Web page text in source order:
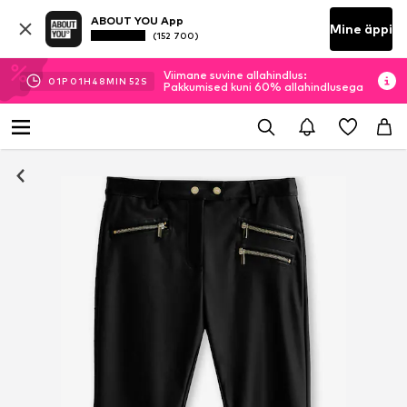
ABOUT YOU App
(152 700) Mine äppi
01P 01H 48MIN 51 S
Viimane suvine allahindlus:
Pakkumised kuni 60% allahindlusega